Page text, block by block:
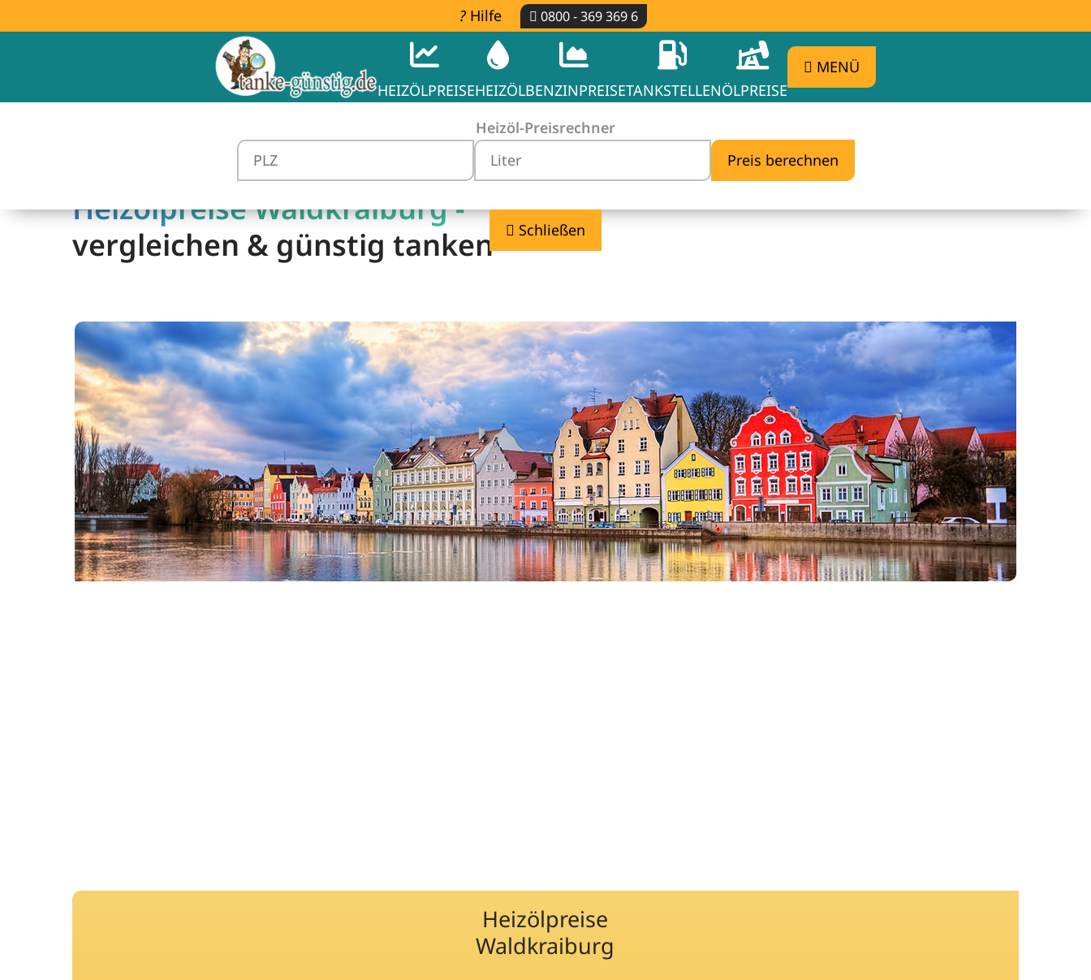
Hilfe 0800 - 369 369 6
HEIZÖLPREISEHEIZÖLBENZINPREISETANKSTELLENÖLPREISE
MENÜ
Heizöl-Preisrechner
Schließen
Heizölpreise Waldkraiburg -
vergleichen & günstig tanken
Heizölpreise
Waldkraiburg